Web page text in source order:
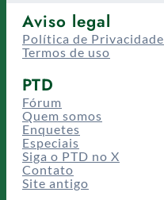
Aviso legal
Política de Privacidade
Termos de uso
PTD
Fórum
Quem somos
Enquetes
Especiais
Siga o PTD no X
Contato
Site antigo